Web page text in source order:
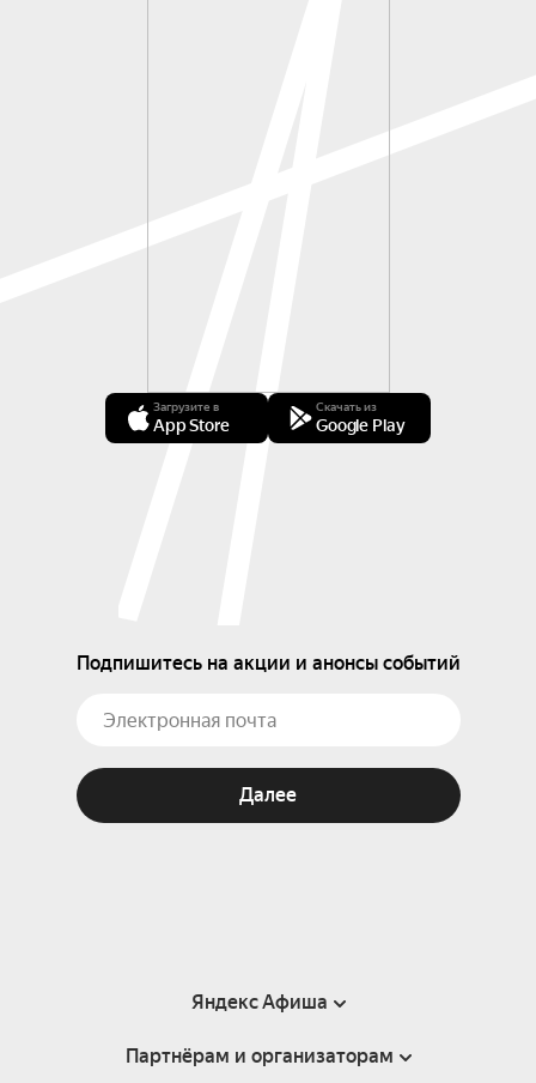
Загрузите в
App Store
Скачать из
Google Play
Подпишитесь на акции и анонсы событий
Далее
Яндекс Афиша
Справка
Партнёрам и организаторам